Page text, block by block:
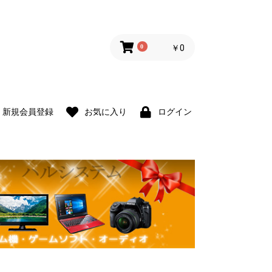
0 ￥0
新規会員登録 お気に入り ログイン